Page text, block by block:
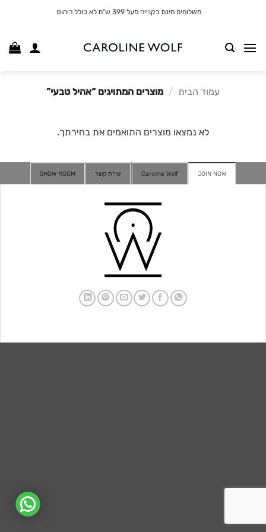
משלוחים חינם בקנייה מעל 399 ש"ח לא כולל ריהוט
עמוד הבית / מוצרים המתויגים “אהיל טבעי”
לא נמצאו מוצרים התואמים את בחירתך.
JOIN NOW
Caroline Wolf יצירת קשר SHOW ROOM